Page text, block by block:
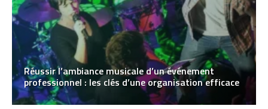
Réussir l’ambiance musicale d’un événement
professionnel : les clés d’une organisation efficace